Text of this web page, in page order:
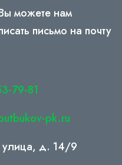
можете нам
письмо на почту
79-81
pk.ru
д. 14/9